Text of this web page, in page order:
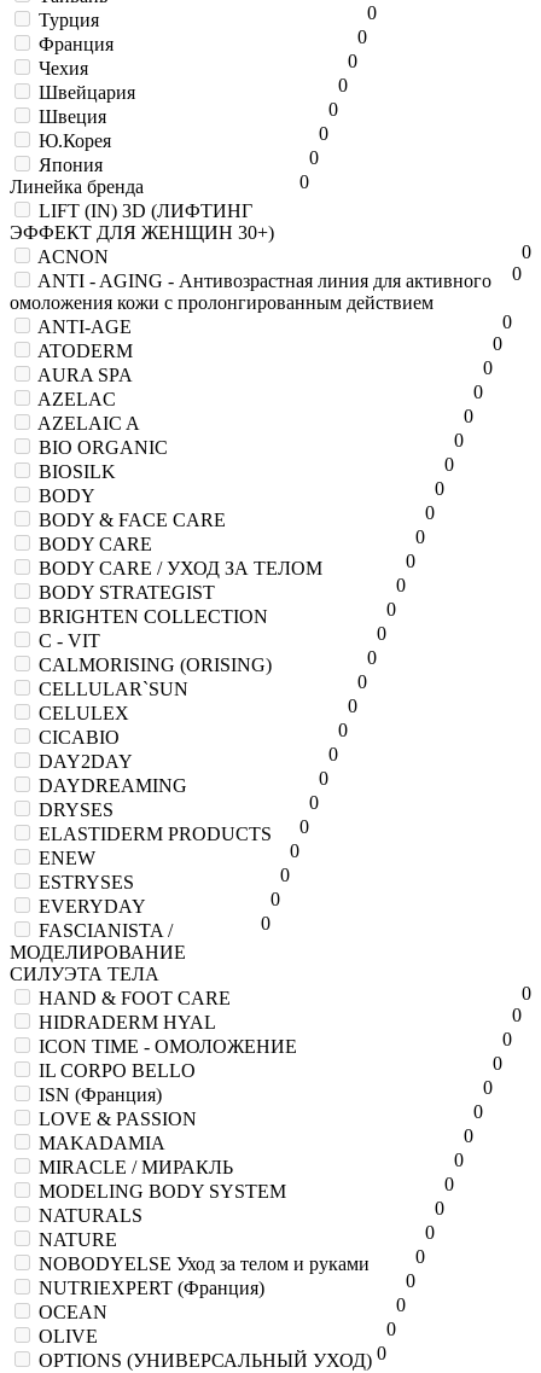
0
Турция
0
Франция
0
Чехия
0
Швейцария
0
Швеция
0
Ю.Корея
0
Япония
0
Линейка бренда
LIFT (IN) 3D (ЛИФТИНГ
ЭФФЕКТ ДЛЯ ЖЕНЩИН 30+)
0
ACNON
0
ANTI - AGING - Антивозрастная линия для активного
омоложения кожи с пролонгированным действием
0
ANTI-AGE
0
ATODERM
0
AURA SPA
0
AZELAC
0
AZELAIC A
0
BIO ORGANIC
0
BIOSILK
0
BODY
0
BODY & FACE CARE
0
BODY CARE
0
BODY CARE / УХОД ЗА ТЕЛОМ
0
BODY STRATEGIST
0
BRIGHTEN COLLECTION
0
C - VIT
0
CALMORISING (ORISING)
0
CELLULAR`SUN
0
CELULEX
0
CICABIO
0
DAY2DAY
0
DAYDREAMING
0
DRYSES
0
ELASTIDERM PRODUCTS
0
ENEW
0
ESTRYSES
0
EVERYDAY
0
FASCIANISTA /
МОДЕЛИРОВАНИЕ
СИЛУЭТА ТЕЛА
0
HAND & FOOT CARE
0
HIDRADERM HYAL
0
ICON TIME - ОМОЛОЖЕНИЕ
0
IL CORPO BELLO
0
ISN (Франция)
0
LOVE & PASSION
0
MAKADAMIA
0
MIRACLE / МИРАКЛЬ
0
MODELING BODY SYSTEM
0
NATURALS
0
NATURE
0
NOBODYELSE Уход за телом и руками
0
NUTRIEXPERT (Франция)
0
OCEAN
0
OLIVE
0
OPTIONS (УНИВЕРСАЛЬНЫЙ УХОД)